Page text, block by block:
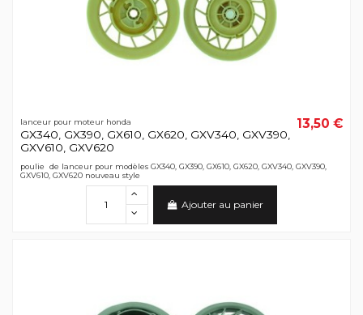
lanceur pour moteur honda
GX340, GX390, GX610, GX620, GXV340, GXV390,
GXV610, GXV620
13,50 €
poulie de lanceur pour modèles GX340, GX390, GX610, GX620, GXV340, GXV390,
GXV610, GXV620 nouveau style
Ajouter au panier